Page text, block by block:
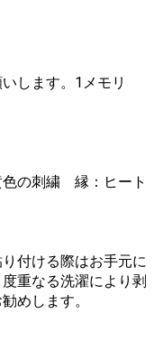
します。1メモリ
の刺繍 縁：ヒート
付ける際はお手元に
重なる洗濯により剥
めします。